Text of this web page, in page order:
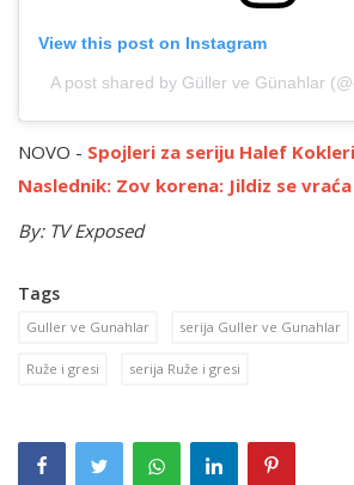
View this post on Instagram
A post shared by Güller ve Günahlar
NOVO - Spojleri za seriju Halef
Naslednik: Zov korena: Jildiz se
By: TV Exposed
Tags
Guller ve Gunahlar serija Guller ve Gunahlar
Ruže i gresi serija Ruže i gresi